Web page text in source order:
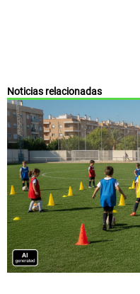
Noticias relacionadas